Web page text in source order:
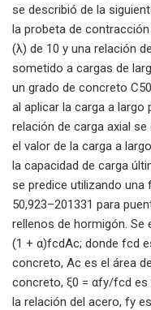
se describió de la
la probeta de
(λ) de 10 y una relación
sometido a cargas de
un grado de concreto
al aplicar la carga a largo
relación de carga axial
el valor de la carga a
la capacidad de carga
se predice utilizando una
50,923–201331 para
rellenos de hormigón. Se
(1 + α)fcdAc; donde fcd
concreto, Ac es el área
concreto, ξ0 = αfy/fcd
la relación del acero, fy